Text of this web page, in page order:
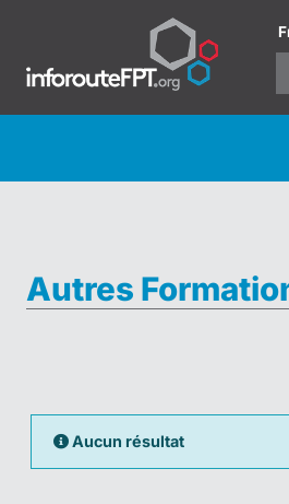
Autres
Aucun résultat